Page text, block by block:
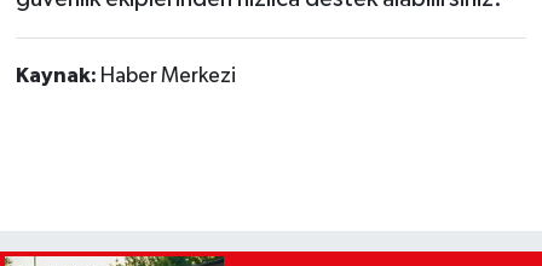
Kaynak: Haber Merkezi